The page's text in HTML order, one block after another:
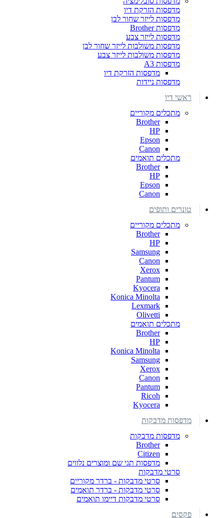
מדפסות הזרקת דיו
מדפסות לייזר שחור לבן
מדפסות Brother
מדפסות לייזר צבע
מדפסות משולבות לייזר שחור לבן
מדפסות משולבות לייזר צבע
מדפסות A3
מדפסות הזרקת דיו
מדפסות ניידות
ראשי דיו
מתכלים מקוריים
Brother
HP
Epson
Canon
מתכלים תואמים
Brother
HP
Epson
Canon
טונרים ותופים
מתכלים מקוריים
Brother
HP
Samsung
Canon
Xerox
Pantum
Kyocera
Konica Minolta
Lexmark
Olivetti
מתכלים תואמים
Brother
HP
Konica Minolta
Samsung
Xerox
Canon
Pantum
Ricoh
Kyocera
מדפסות מדבקות
מדפסות מדבקות
Brother
Citizen
מדפסות תגי שם ומוצרים נלווים
סרטי מדבקות
סרטי מדבקות - ברדר מקוריים
סרטי מדבקות - ברדר תואמים
סרטי מדבקות דיימו תואמים
פקסים